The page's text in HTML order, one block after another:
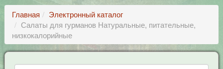
Главная
Электронный каталог
Салаты для гурманов Натуральные, питательные,
низкокалорийные